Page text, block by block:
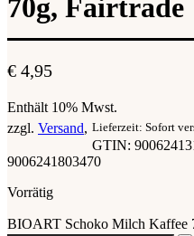
70g, Fairtrade
€ 4,95
Enthält 10% Mwst.
zzgl. Versand Lieferzeit: Sofort
GTIN:
9006241803470
Vorrätig
BIOART Schoko Milch Kaffee